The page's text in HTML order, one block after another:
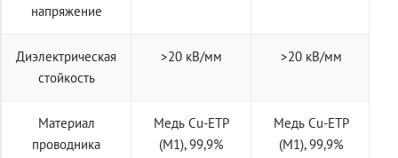
напряжение
Диэлектрическая
стойкость
>20 кВ/мм >20 кВ/мм
Материал
проводника
Медь Cu-ETP
(M1), 99,9%
Медь Cu-ETP
(M1), 99,9%